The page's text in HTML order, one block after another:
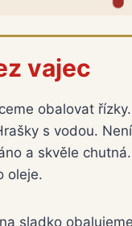
vajec
obalovat řízky.
s vodou.
a skvěle
oleje.
sladko